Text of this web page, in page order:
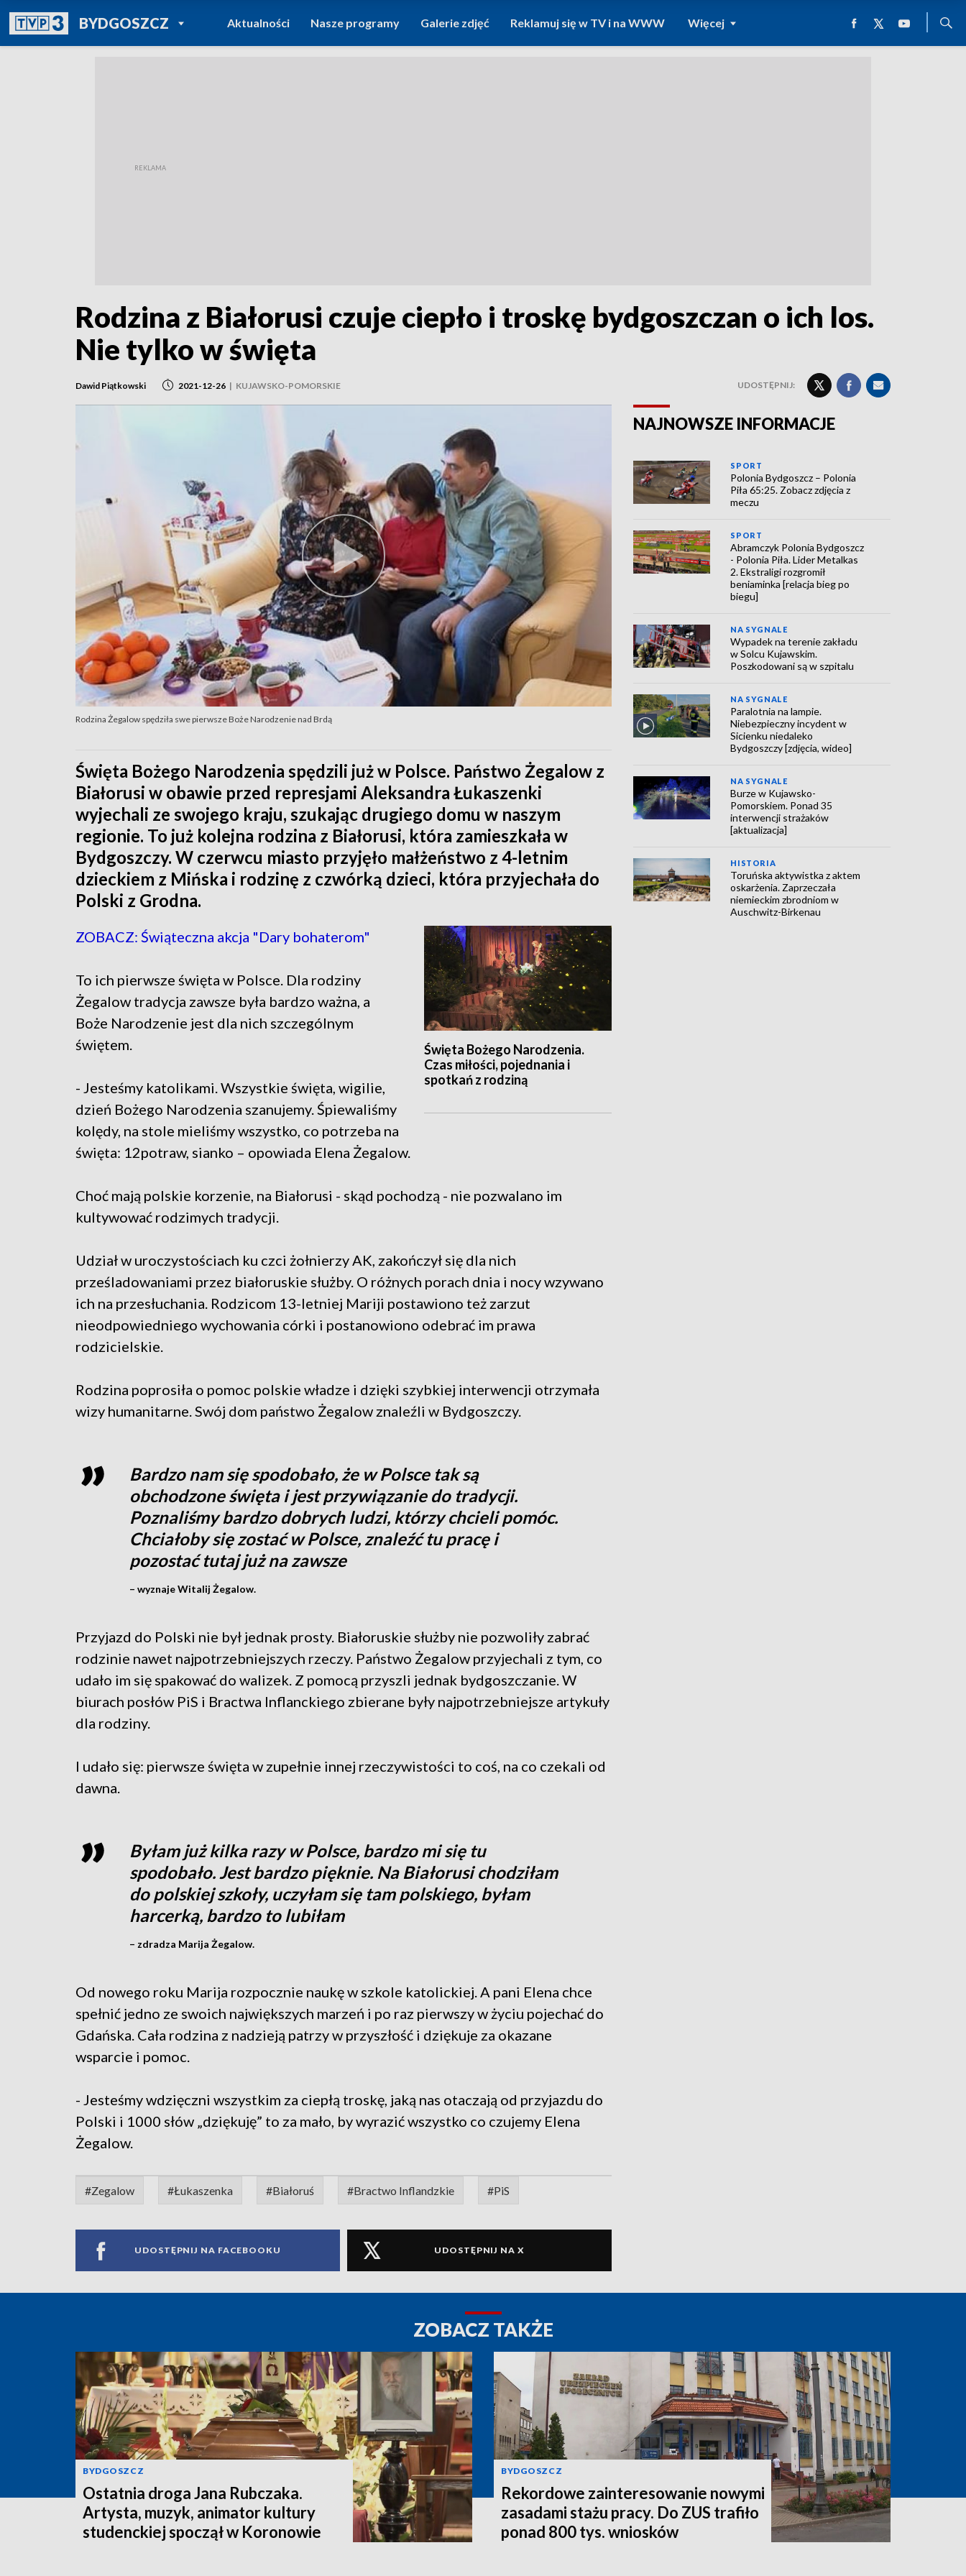
BYDGOSZCZPOWRÓT DO
TVP REGIONY
Aktualności Nasze programy Galerie zdjęć Reklamuj się w TV i na WWW Więcej
Rodzina z Białorusi czuje ciepło i troskę bydgoszczan o ich los.
Nie tylko w święta
Dawid Piątkowski 2021-12-26 | KUJAWSKO-POMORSKIE UDOSTĘPNIJ:
Rodzina Żegalow spędziła swe pierwsze Boże Narodzenie nad Brdą
Święta Bożego Narodzenia spędzili już w Polsce. Państwo Żegalow z
Białorusi w obawie przed represjami Aleksandra Łukaszenki
wyjechali ze swojego kraju, szukając drugiego domu w naszym
regionie. To już kolejna rodzina z Białorusi, która zamieszkała w
Bydgoszczy. W czerwcu miasto przyjęło małżeństwo z 4-letnim
dzieckiem z Mińska i rodzinę z czwórką dzieci, która przyjechała do
Polski z Grodna.
Święta Bożego Narodzenia.
Czas miłości, pojednania i
spotkań z rodziną
ZOBACZ: Świąteczna akcja "Dary bohaterom"
To ich pierwsze święta w Polsce. Dla rodziny
Żegalow tradycja zawsze była bardzo ważna, a
Boże Narodzenie jest dla nich szczególnym
świętem.
- Jesteśmy katolikami. Wszystkie święta, wigilie,
dzień Bożego Narodzenia szanujemy. Śpiewaliśmy
kolędy, na stole mieliśmy wszystko, co potrzeba na
święta: 12potraw, sianko – opowiada Elena Żegalow.
Choć mają polskie korzenie, na Białorusi - skąd pochodzą - nie pozwalano im
kultywować rodzimych tradycji.
Udział w uroczystościach ku czci żołnierzy AK, zakończył się dla nich
prześladowaniami przez białoruskie służby. O różnych porach dnia i nocy wzywano
ich na przesłuchania. Rodzicom 13-letniej Mariji postawiono też zarzut
nieodpowiedniego wychowania córki i postanowiono odebrać im prawa
rodzicielskie.
Rodzina poprosiła o pomoc polskie władze i dzięki szybkiej interwencji otrzymała
wizy humanitarne. Swój dom państwo Żegalow znaleźli w Bydgoszczy.
Bardzo nam się spodobało, że w Polsce tak są
obchodzone święta i jest przywiązanie do tradycji.
Poznaliśmy bardzo dobrych ludzi, którzy chcieli pomóc.
Chciałoby się zostać w Polsce, znaleźć tu pracę i
pozostać tutaj już na zawsze
– wyznaje Witalij Żegalow.
Przyjazd do Polski nie był jednak prosty. Białoruskie służby nie pozwoliły zabrać
rodzinie nawet najpotrzebniejszych rzeczy. Państwo Żegalow przyjechali z tym, co
udało im się spakować do walizek. Z pomocą przyszli jednak bydgoszczanie. W
biurach posłów PiS i Bractwa Inflanckiego zbierane były najpotrzebniejsze artykuły
dla rodziny.
I udało się: pierwsze święta w zupełnie innej rzeczywistości to coś, na co czekali od
dawna.
Byłam już kilka razy w Polsce, bardzo mi się tu
spodobało. Jest bardzo pięknie. Na Białorusi chodziłam
do polskiej szkoły, uczyłam się tam polskiego, byłam
harcerką, bardzo to lubiłam
– zdradza Marija Żegalow.
Od nowego roku Marija rozpocznie naukę w szkole katolickiej. A pani Elena chce
spełnić jedno ze swoich największych marzeń i po raz pierwszy w życiu pojechać do
Gdańska. Cała rodzina z nadzieją patrzy w przyszłość i dziękuje za okazane
wsparcie i pomoc.
- Jesteśmy wdzięczni wszystkim za ciepłą troskę, jaką nas otaczają od przyjazdu do
Polski i 1000 słów „dziękuję” to za mało, by wyrazić wszystko co czujemy Elena
Żegalow.
#Zegalow #Łukaszenka #Białoruś #Bractwo Inflandzkie #PiS
UDOSTĘPNIJ NA FACEBOOKU UDOSTĘPNIJ NA X
NAJNOWSZE INFORMACJE
SPORT
Polonia Bydgoszcz – Polonia
Piła 65:25. Zobacz zdjęcia z
meczu
SPORT
Abramczyk Polonia Bydgoszcz
- Polonia Piła. Lider Metalkas
2. Ekstraligi rozgromił
beniaminka [relacja bieg po
biegu]
NA SYGNALE
Wypadek na terenie zakładu
w Solcu Kujawskim.
Poszkodowani są w szpitalu
NA SYGNALE
Paralotnia na lampie.
Niebezpieczny incydent w
Sicienku niedaleko
Bydgoszczy [zdjęcia, wideo]
NA SYGNALE
Burze w Kujawsko-
Pomorskiem. Ponad 35
interwencji strażaków
[aktualizacja]
HISTORIA
Toruńska aktywistka z aktem
oskarżenia. Zaprzeczała
niemieckim zbrodniom w
Auschwitz-Birkenau
ZOBACZ TAKŻE
BYDGOSZCZ
Ostatnia droga Jana Rubczaka.
Artysta, muzyk, animator kultury
studenckiej spoczął w Koronowie
BYDGOSZCZ
Rekordowe zainteresowanie nowymi
zasadami stażu pracy. Do ZUS trafiło
ponad 800 tys. wniosków